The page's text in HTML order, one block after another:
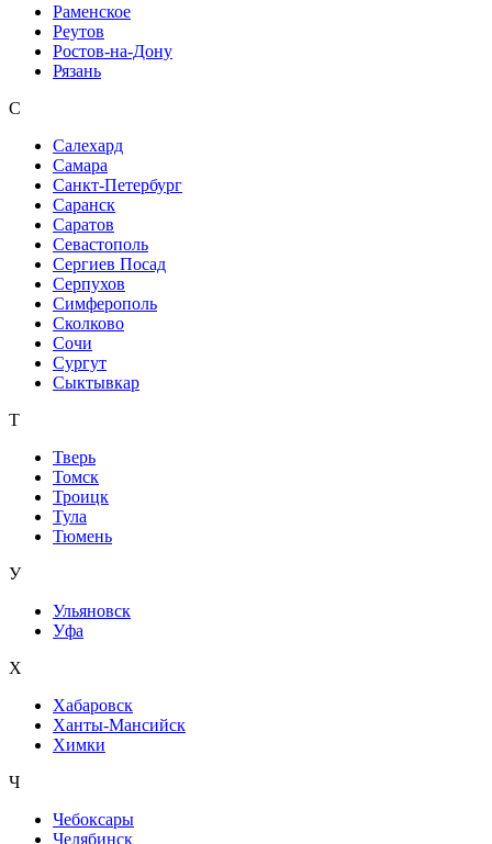
Раменское
Реутов
Ростов-на-Дону
Рязань
С
Салехард
Самара
Санкт-Петербург
Саранск
Саратов
Севастополь
Сергиев Посад
Серпухов
Симферополь
Сколково
Сочи
Сургут
Сыктывкар
Т
Тверь
Томск
Троицк
Тула
Тюмень
У
Ульяновск
Уфа
Х
Хабаровск
Ханты-Мансийск
Химки
Ч
Чебоксары
Челябинск